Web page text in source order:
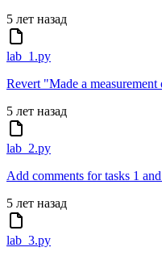
5 лет назад
lab_1.py
Revert "Made a
5 лет назад
lab_2.py
Add comments for tasks 1
5 лет назад
lab_3.py